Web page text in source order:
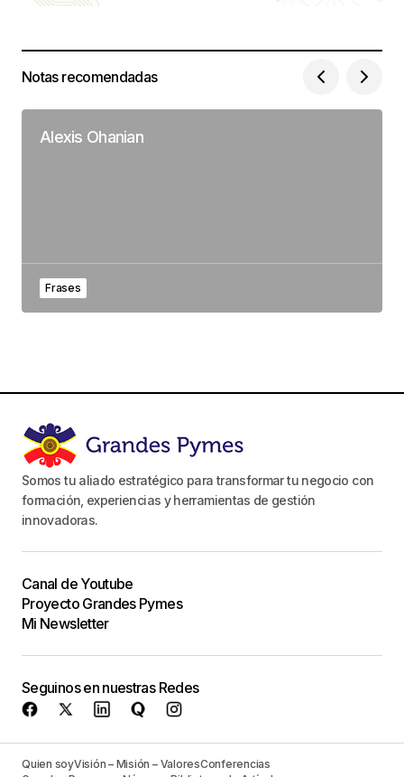
Notas recomendadas
Alexis Ohanian
Frases
Somos tu aliado estratégico para transformar tu negocio con
formación, experiencias y herramientas de gestión
innovadoras.
Canal de Youtube
Proyecto Grandes Pymes
Mi Newsletter
Seguinos en nuestras Redes
Quien soyVisión – Misión – ValoresConferencias